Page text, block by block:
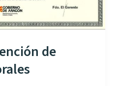
de